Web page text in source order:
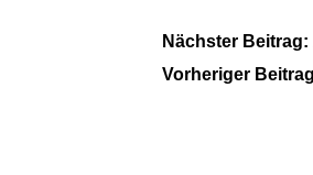
Nächster Beitrag:
Vorheriger